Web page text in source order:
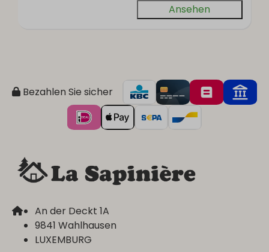
Ansehen
Bezahlen Sie sicher
An der Deckt 1A
9841 Wahlhausen
LUXEMBURG